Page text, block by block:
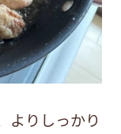
よりしっかり